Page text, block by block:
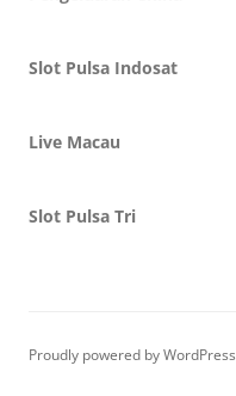
Slot Pulsa Indosat
Live Macau
Slot Pulsa Tri
Proudly powered by WordPress